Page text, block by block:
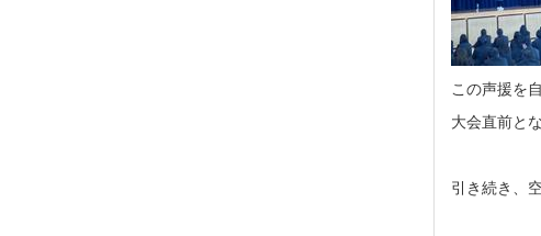
この声援を
大会直前と
引き続き、